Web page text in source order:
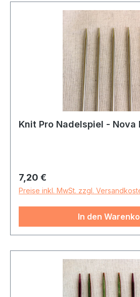
Knit Pro Nadelspiel - Nova
Regulärer Preis:
7,20 €
Preise inkl. MwSt. zzgl.
In den